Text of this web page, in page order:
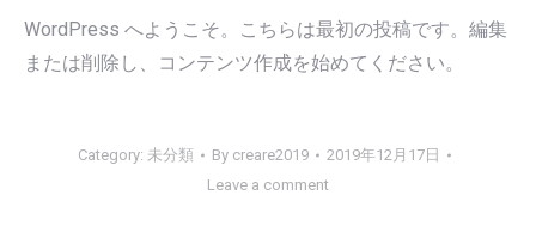
WordPress へようこそ。こちらは最初の投稿です。編集
または削除し、コンテンツ作成を始めてください。
Category: 未分類 By creare2019
2019年12月17日
Leave a comment